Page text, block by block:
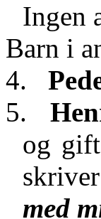
Ingen
Barn i
4.
5.
og
med